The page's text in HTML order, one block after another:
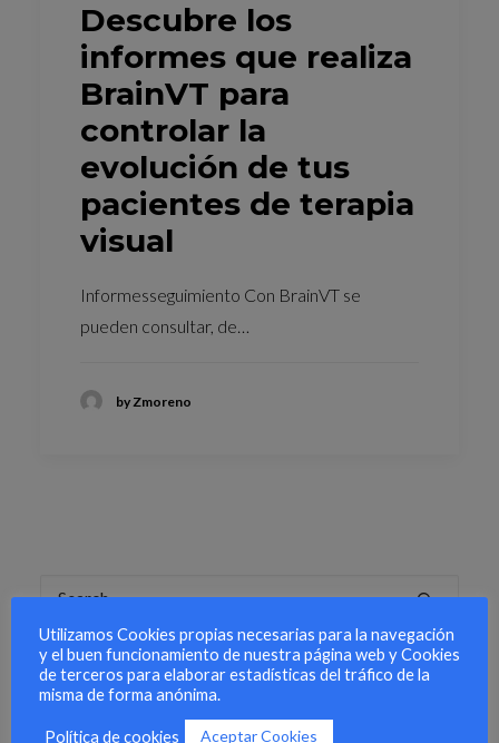
Descubre los
informes que realiza
BrainVT para
controlar la
evolución de tus
pacientes de terapia
visual
Informesseguimiento Con BrainVT se
pueden consultar, de…
by Zmoreno
ÚLTIMOS POST
Utilizamos Cookies propias necesarias para la navegación
y el buen funcionamiento de nuestra página web y Cookies
de terceros para elaborar estadísticas del tráfico de la
misma de forma anónima.
Política de cookies Aceptar Cookies